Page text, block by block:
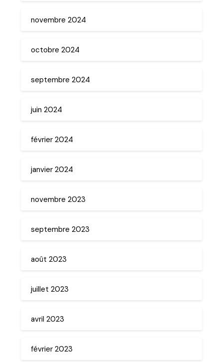
novembre 2024
octobre 2024
septembre 2024
juin 2024
février 2024
janvier 2024
novembre 2023
septembre 2023
août 2023
juillet 2023
avril 2023
février 2023